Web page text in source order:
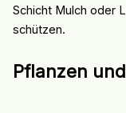
Schicht Mulch oder
schützen.
Pflanzen